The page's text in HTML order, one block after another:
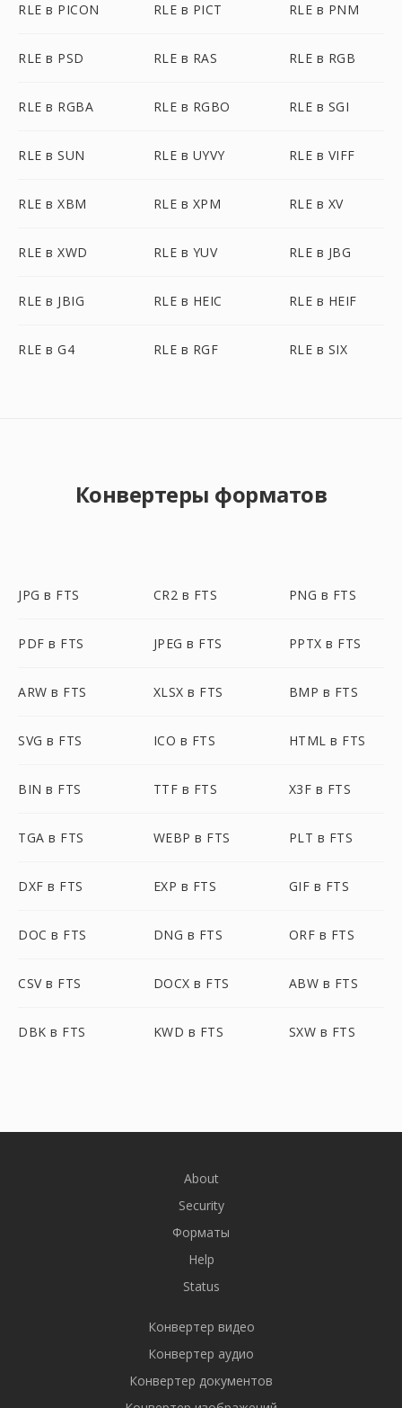
RLE в PICON RLE в PICT RLE в PNM
RLE в PSD RLE в RAS RLE в RGB
RLE в RGBA RLE в RGBO RLE в SGI
RLE в SUN RLE в UYVY RLE в VIFF
RLE в XBM RLE в XPM RLE в XV
RLE в XWD RLE в YUV RLE в JBG
RLE в JBIG RLE в HEIC RLE в HEIF
RLE в G4 RLE в RGF RLE в SIX
Конвертеры форматов
JPG в FTS CR2 в FTS PNG в FTS
PDF в FTS JPEG в FTS PPTX в FTS
ARW в FTS XLSX в FTS BMP в FTS
SVG в FTS ICO в FTS HTML в FTS
BIN в FTS TTF в FTS X3F в FTS
TGA в FTS WEBP в FTS PLT в FTS
DXF в FTS EXP в FTS GIF в FTS
DOC в FTS DNG в FTS ORF в FTS
CSV в FTS DOCX в FTS ABW в FTS
DBK в FTS KWD в FTS SXW в FTS
About
Security
Форматы
Help
Status
Конвертер видео
Конвертер аудио
Конвертер документов